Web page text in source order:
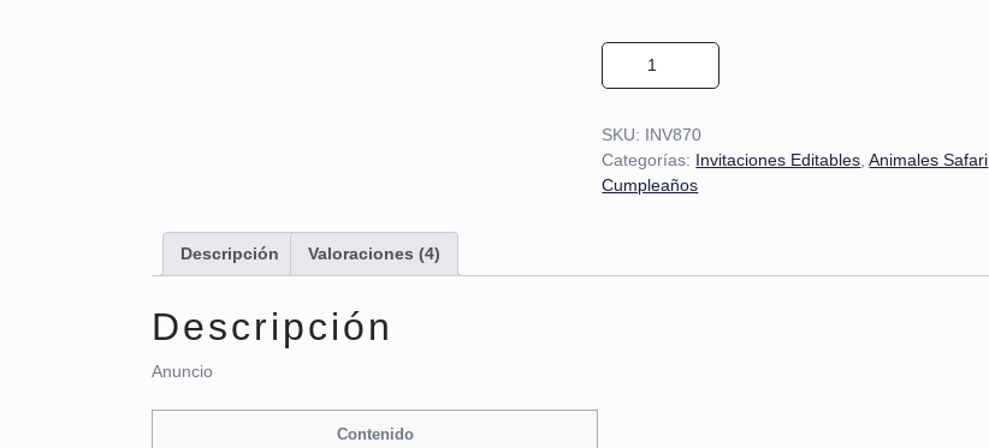
Invitación de Animales Safari 01 cantidad
SKU: INV870
Categorías: Invitaciones Editables ,Animales Safari
Cumpleaños
Descripción Valoraciones (4)
Descripción
Anuncio
Contenido